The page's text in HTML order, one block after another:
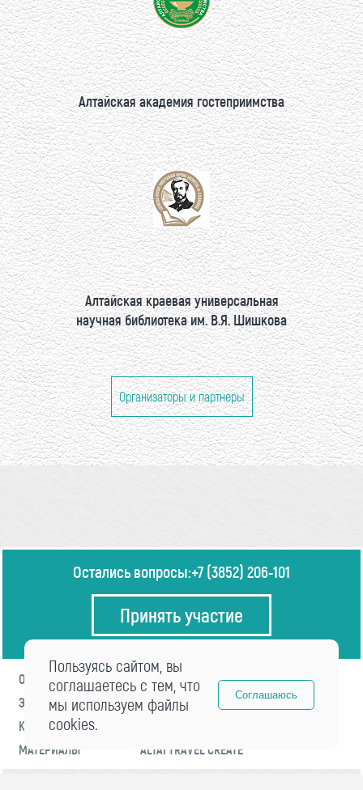
Алтайская академия гостеприимства
Алтайская краевая универсальная
научная библиотека им. В.Я. Шишкова
Организаторы и партнеры
Остались вопросы:+7 (3852) 206-101
Принять участие
О ФОРУМЕ
ПРОГРАММА
ЭКСПЕРТЫ
НОВОСТИ
КОНТАКТЫ
МАТЕРИАЛЫ
ALTAI TRAVEL CREATE
Пользуясь сайтом, вы
соглашаетесь с тем, что
мы используем файлы
cookies.
Соглашаюсь